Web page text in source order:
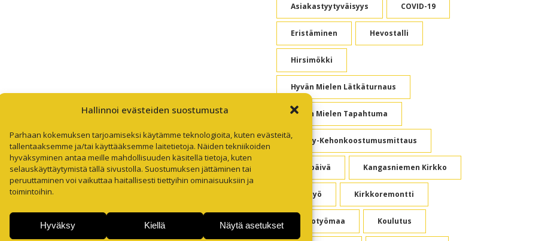
Hallinnoi evästeiden suostumusta
Parhaan kokemuksen tarjoamiseksi käytämme teknologioita, kuten evästeitä,
tallentaaksemme ja/tai käyttääksemme laitetietoja. Näiden tekniikoiden
hyväksyminen antaa meille mahdollisuuden käsitellä tietoja, kuten
selauskäyttäytymistä tällä sivustolla. Suostumuksen jättäminen tai
peruuttaminen voi vaikuttaa haitallisesti tiettyihin ominaisuuksiin ja
toimintoihin.
Hyväksy Kiellä Näytä asetukset
Asiakastyytyväisyys COVID-19
Eristäminen Hevostalli
Hirsimökki
Hyvän Mielen Lätkäturnaus
Hyvän Mielen Tapahtuma
Inbody-Kehonkoostumusmittaus
Juhlapäivä Kangasniemen Kirkko
Kesätyö Kirkkoremontti
Kirkkotyömaa Koulutus